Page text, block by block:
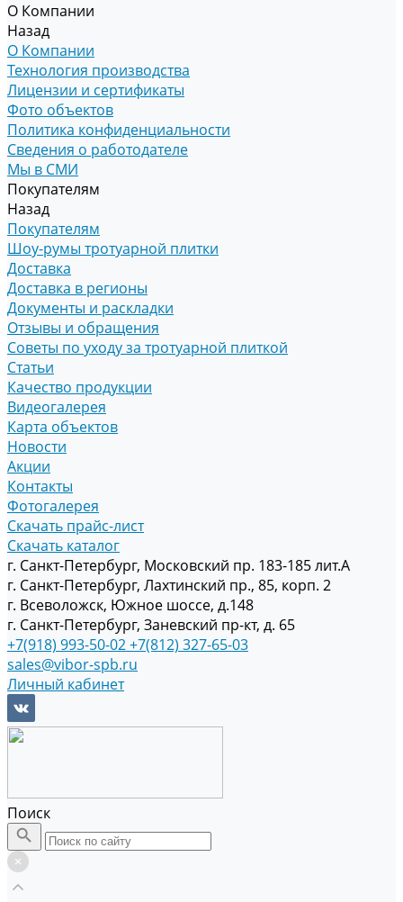
О Компании
Назад
О Компании
Технология производства
Лицензии и сертификаты
Фото объектов
Политика конфиденциальности
Сведения о работодателе
Мы в СМИ
Покупателям
Назад
Покупателям
Шоу-румы тротуарной плитки
Доставка
Доставка в регионы
Документы и раскладки
Отзывы и обращения
Советы по уходу за тротуарной плиткой
Статьи
Качество продукции
Видеогалерея
Карта объектов
Новости
Акции
Контакты
Фотогалерея
Скачать прайс-лист
Скачать каталог
г. Санкт-Петербург, Московский пр. 183-185 лит.А
г. Санкт-Петербург, Лахтинский пр., 85, корп. 2
г. Всеволожск, Южное шоссе, д.148
г. Санкт-Петербург, Заневский пр-кт, д. 65
+7(918) 993-50-02+7(812) 327-65-03
sales@vibor-spb.ru
Личный кабинет
Поиск